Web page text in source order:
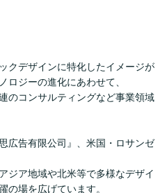
クデザインに特化したイメージが
ロジーの進化にあわせて、
のコンサルティングなど事業領域
広告有限公司』、米国・ロサンゼ
ジア地域や北米等で多様なデザイ
の場を広げています。